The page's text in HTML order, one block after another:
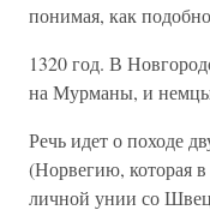
понимая, как
1320 год. В
на Мурманы, и
Речь идет о походе
(Норвегию, которая в
личной унии со